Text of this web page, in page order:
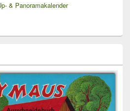
& Panoramakalender